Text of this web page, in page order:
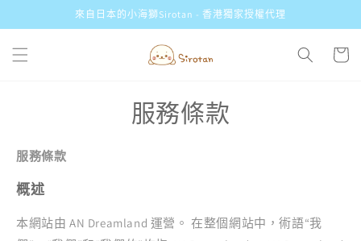
來自日本的小海獅Sirotan - 香港獨家授權代理
購
物
服務條款
服務條款
概述
本網站由 AN Dreamland 運營。 在整個網站中，術語“我